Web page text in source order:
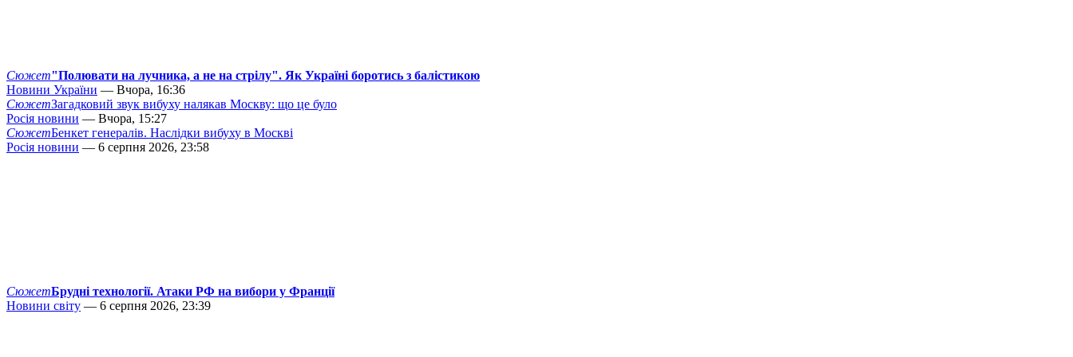
Сюжет"Полювати на лучника, а не на стрілу". Як Україні боротись з балістикою
Новини України — Вчора, 16:36
СюжетЗагадковий звук вибуху налякав Москву: що це було
Росія новини — Вчора, 15:27
СюжетБенкет генералів. Наслідки вибуху в Москві
Росія новини — 6 серпня 2026, 23:58
СюжетБрудні технології. Атаки РФ на вибори у Франції
Новини світу — 6 серпня 2026, 23:39